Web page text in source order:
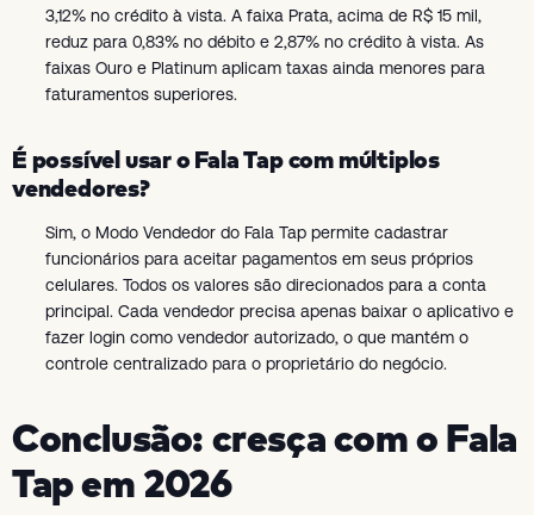
3,12% no crédito à vista. A faixa Prata, acima de R$ 15 mil,
reduz para 0,83% no débito e 2,87% no crédito à vista. As
faixas Ouro e Platinum aplicam taxas ainda menores para
faturamentos superiores.
É possível usar o Fala Tap com múltiplos
vendedores?
Sim, o Modo Vendedor do Fala Tap permite cadastrar
funcionários para aceitar pagamentos em seus próprios
celulares. Todos os valores são direcionados para a conta
principal. Cada vendedor precisa apenas baixar o aplicativo e
fazer login como vendedor autorizado, o que mantém o
controle centralizado para o proprietário do negócio.
Conclusão: cresça com o Fala
Tap em 2026